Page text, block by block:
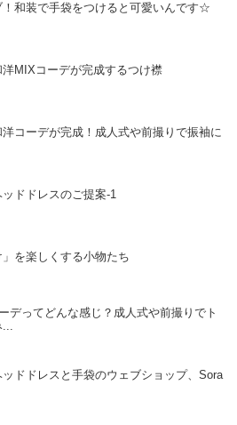
！和装で手袋をつけると可愛いんです☆
MIXコーデが完成するつけ襟
コーデが完成！成人式や前撮りで振袖に
ドドレスのご提案-1
」を楽しくする小物たち
デってどんな感じ？成人式や前撮りでト
...
ドドレスと手袋のウェブショップ、Sora